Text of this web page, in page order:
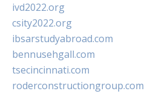
ivd2022.org
csity2022.org
ibsarstudyabroad.com
bennusehgall.com
tsecincinnati.com
roderconstructiongroup.com